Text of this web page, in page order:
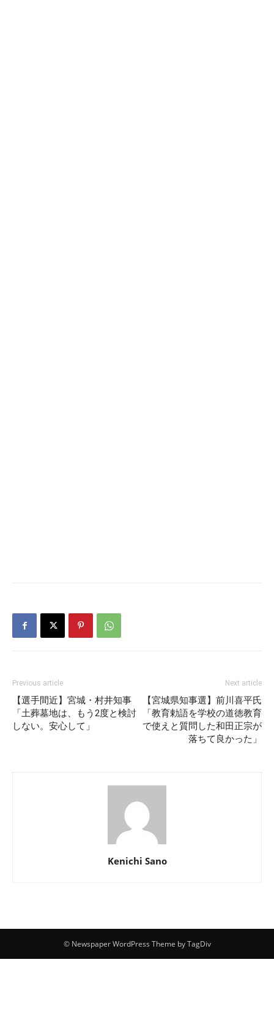
Previous article
【選手間近】宮城・村井知事
「土葬墓地は、もう2度と検討
しない。安心して」
Next article
【宮城県知事選】前川喜平氏
「教育勅語を学校の道徳教育
で使えと質問した和田正宗が
落ちて良かった」
Kenichi Sano
© Newspaper WordPress Theme by TagDiv